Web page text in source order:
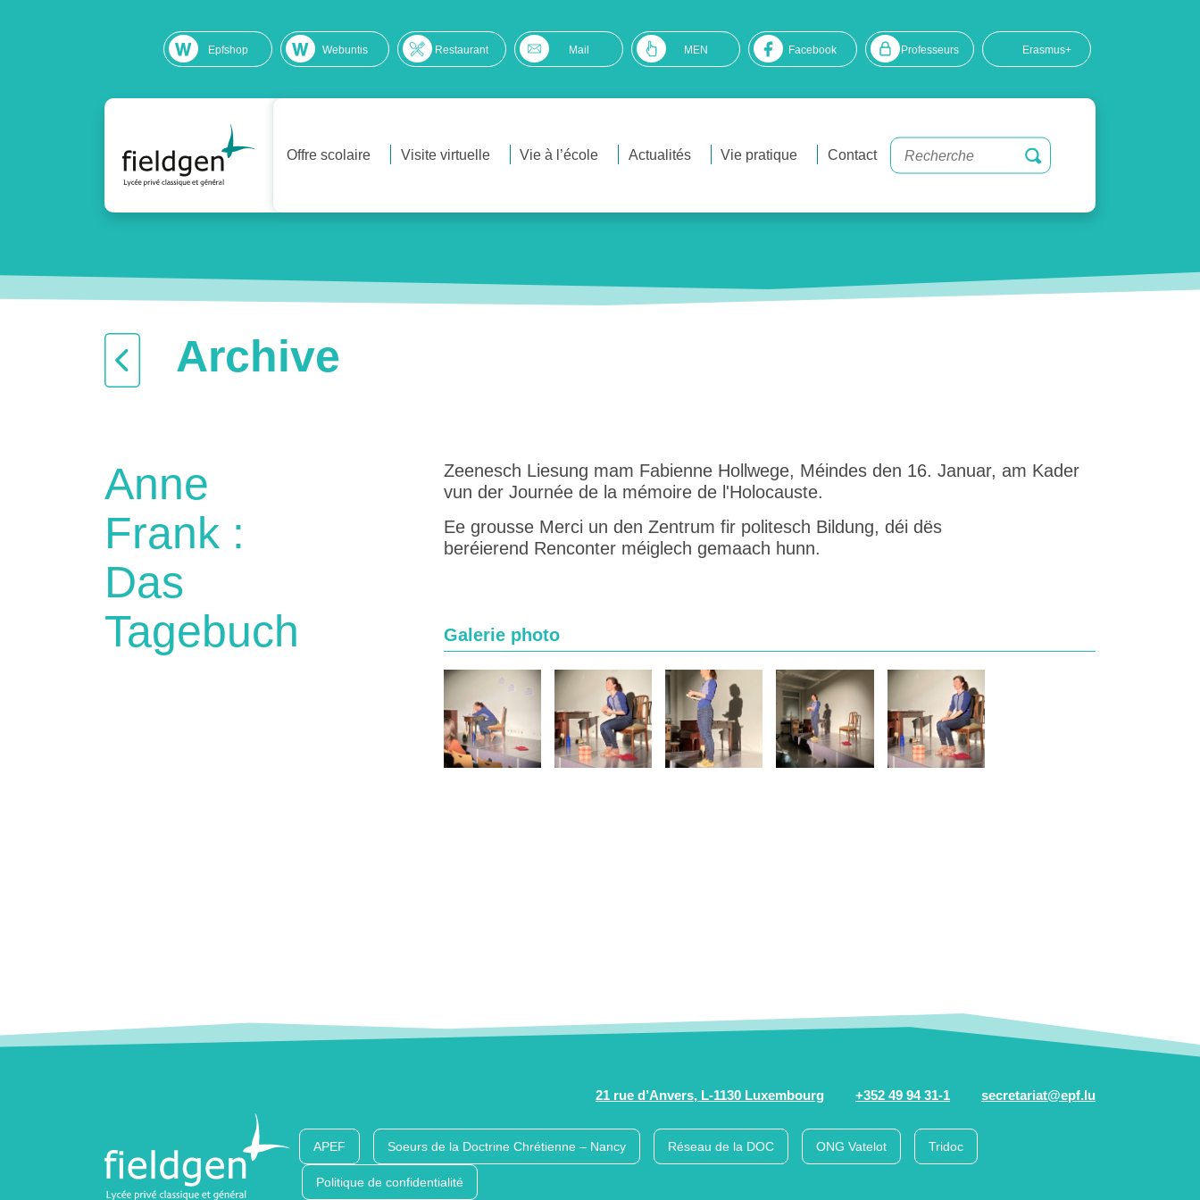
Epfshop Webuntis Restaurant Mail MEN Facebook Professeurs Erasmus+
Offre scolaire Visite virtuelle Vie à l’école Actualités Vie pratique Contact
Archive
Anne
Frank :
Das
Tagebuch
Zeenesch Liesung mam Fabienne Hollwege, Méindes den 16. Januar, am Kader
vun der Journée de la mémoire de l'Holocauste.
Ee grousse Merci un den Zentrum fir politesch Bildung, déi dës
beréierend Renconter méiglech gemaach hunn.
Galerie photo
21 rue d’Anvers, L-1130 Luxembourg +352 49 94 31-1 secretariat@epf.lu
APEF Soeurs de la Doctrine Chrétienne – Nancy Réseau de la DOC ONG Vatelot Tridoc
Politique de confidentialité